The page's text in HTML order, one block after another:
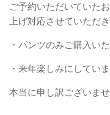
ご予約いただいていた
上げ対応させていただき
・パンツのみご購入い
・来年楽しみにしてい
本当に申し訳ございませ